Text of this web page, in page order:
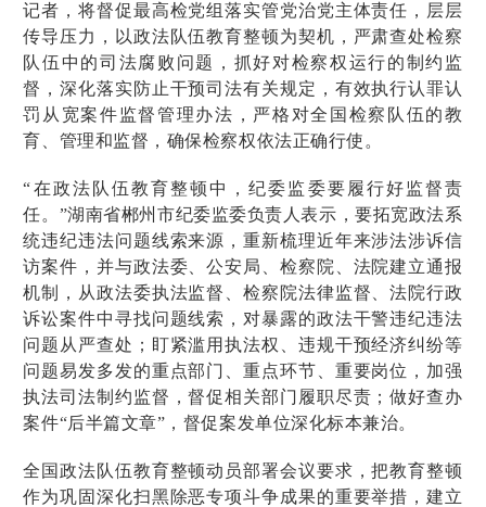
记者，将督促最高检党组落实管党治党主体责任，层层
传导压力，以政法队伍教育整顿为契机，严肃查处检察
队伍中的司法腐败问题，抓好对检察权运行的制约监
督，深化落实防止干预司法有关规定，有效执行认罪认
罚从宽案件监督管理办法，严格对全国检察队伍的教
育、管理和监督，确保检察权依法正确行使。
“在政法队伍教育整顿中，纪委监委要履行好监督责
任。”湖南省郴州市纪委监委负责人表示，要拓宽政法系
统违纪违法问题线索来源，重新梳理近年来涉法涉诉信
访案件，并与政法委、公安局、检察院、法院建立通报
机制，从政法委执法监督、检察院法律监督、法院行政
诉讼案件中寻找问题线索，对暴露的政法干警违纪违法
问题从严查处；盯紧滥用执法权、违规干预经济纠纷等
问题易发多发的重点部门、重点环节、重要岗位，加强
执法司法制约监督，督促相关部门履职尽责；做好查办
案件“后半篇文章”，督促案发单位深化标本兼治。
全国政法队伍教育整顿动员部署会议要求，把教育整顿
作为巩固深化扫黑除恶专项斗争成果的重要举措，建立